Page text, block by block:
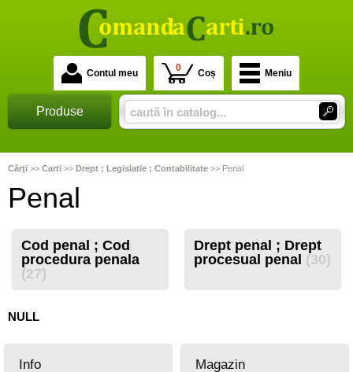
Contul meu 0 Coș Meniu
Produse
Cărţi >> Carti >> Drept ; Legislatie ; Contabilitate >> Penal
Penal
Cod penal ; Cod
procedura penala
(27)
Drept penal ; Drept
procesual penal (30)
NULL
Info Magazin